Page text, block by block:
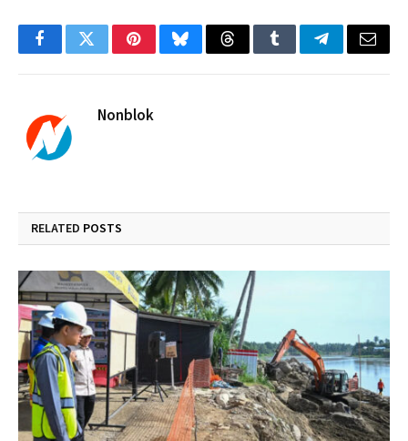
FacebookTwitterPinterestBlueskyThreadsTumblrTelegramEmail
Nonblok
RELATED POSTS